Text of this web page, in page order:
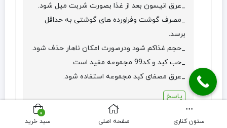
_عرق انیسون بعد از غذا بصورت شربت میل شود.
_مصرف گوشت وفراورده های گوشتی به حداقل
برسد.
_حجم غذاکم شود ودرصورت امکان ناهار حذف شود.
_حب کبد و کد99 مجموعه مفید است.
_عرق مصفای کبد مجموعه استفاده شود.
پاسخ
ستون کناری صفحه اصلی
0
سبد خرید